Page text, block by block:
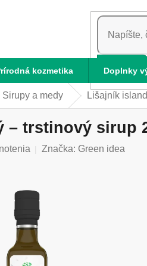
HĽADAŤ
kozmetika Doplnky
Sirupy a medy Lišajník
trstinový sirup
Značka: Green idea